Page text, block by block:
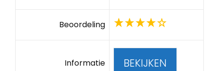
Beoordeling
Informatie BEKIJKEN